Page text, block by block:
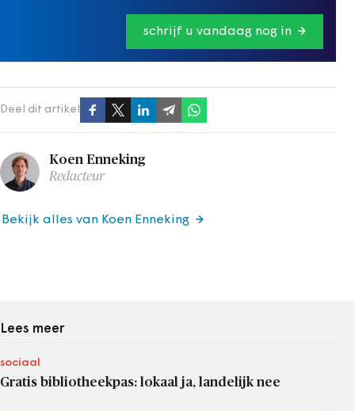
schrijf u vandaag nog in
Deel dit artikel
Koen Enneking
Redacteur
Bekijk alles van Koen Enneking
Lees meer
sociaal
Gratis bibliotheekpas: lokaal ja, landelijk nee